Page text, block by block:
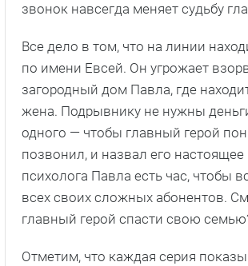
звонок навсегда меняет судьбу
Все дело в том, что на линии
по имени Евсей. Он угрожает
загородный дом Павла, где
жена. Подрывнику не нужны
одного — чтобы главный герой
позвонил, и назвал его
психолога Павла есть час, чтобы
всех своих сложных абонентов.
главный герой спасти свою
Отметим, что каждая серия